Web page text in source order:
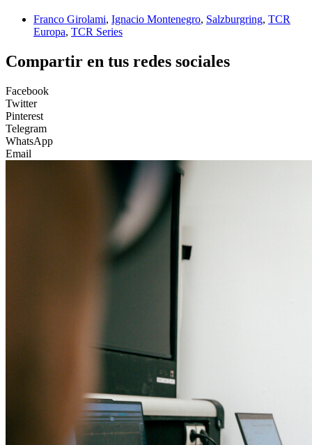
Franco Girolami, Ignacio Montenegro, Salzburgring, TCR
Europa, TCR Series
Compartir en tus redes sociales
Facebook
Twitter
Pinterest
Telegram
WhatsApp
Email